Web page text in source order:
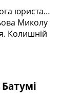
юриста…
Миколу
Колишній